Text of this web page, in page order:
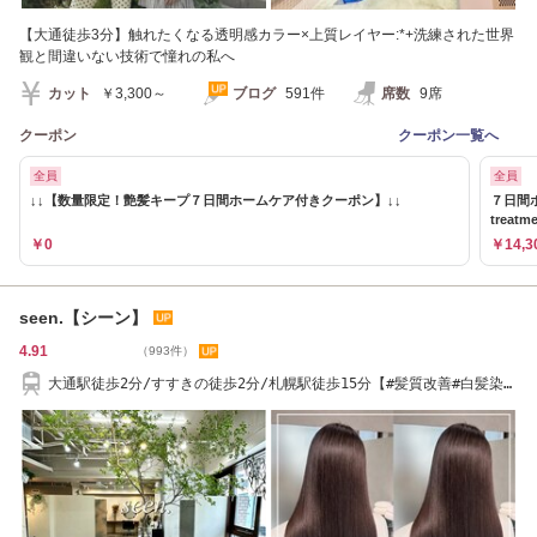
【大通徒歩3分】触れたくなる透明感カラー×上質レイヤー:*+洗練された世界
観と間違いない技術で憧れの私へ
カット ￥3,300～ ブログ 591件 席数 9席
クーポン クーポン一覧へ
全員
↓↓【数量限定！艶髪キープ７日間ホームケア付きクーポン】↓↓
￥0
全員
７日間
￥
seen.【シーン】
4.91 （993件）
大通駅徒歩2分/すすきの徒歩2分/札幌駅徒歩15分【#髪質改善#白髪染め